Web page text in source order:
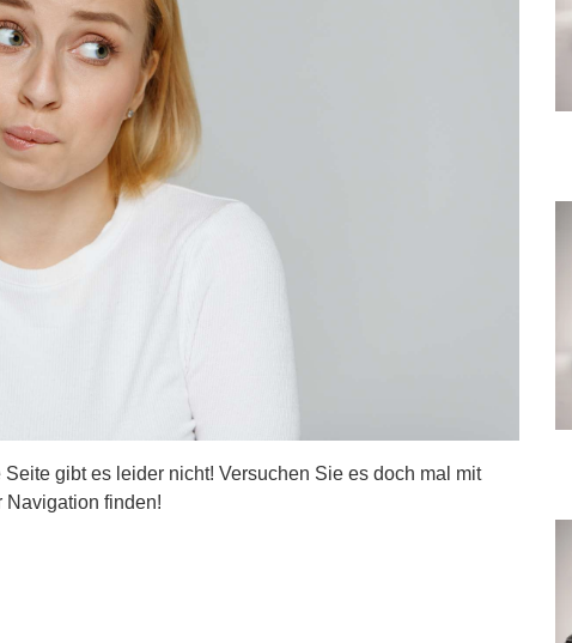
gibt es leider nicht! Versuchen Sie es doch mal mit
Navigation finden!